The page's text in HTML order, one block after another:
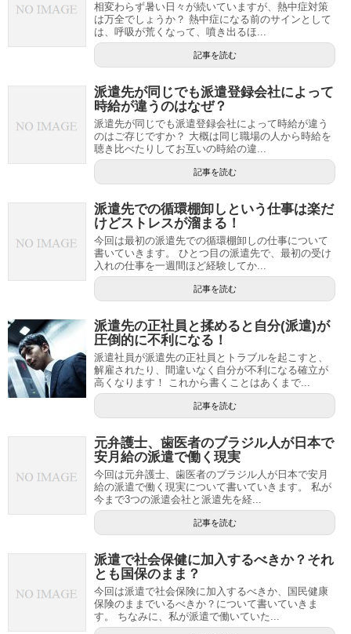
相変わらず暑い日々が続いていますが、熱中症対策
は万全でしょうか？ 熱中症になる前のサインとして
は、呼吸が荒くなって、噴き出るほ...
記事を読む
派遣先が同じでも派遣登録会社によって
時給が違うのはなぜ？
派遣先が同じでも派遣登録会社によって時給が違う
のはご存じですか？ 大概は同じ職場の人から時給を
聴き比べたりしてお互いの時給の違...
記事を読む
派遣先での循環棚卸しという仕事は楽だ
けどストレスが溜まる！
今回は最初の派遣先での循環棚卸しの仕事について
書いていきます。 ひとつ目の派遣先で、最初の受け
入れの仕事を一週間ほど経験してか...
記事を読む
派遣先の正社員と揉めると自分(派遣)が
圧倒的に不利になる！
派遣社員が派遣先の正社員とトラブルを起こすと、
解雇されたり、間違いなく自分が不利になる確立が
高くなります！ これから書くことはあくまで...
記事を読む
元弁護士、歯医者のブラジル人が日本で
安月給の派遣で働く現実
今回は元弁護士、歯医者のブラジル人が日本で安月
給の派遣で働く現実について書いていきます。 私が
今まで3つの派遣会社と派遣先を経...
記事を読む
派遣で社会保健に加入するべきか？それ
とも国保のまま？
今回は派遣で社会保険に加入するべきか、国民健康
保険のままでいるべきか？について書いていきま
す。 ちなみに、私が派遣で働いていた...